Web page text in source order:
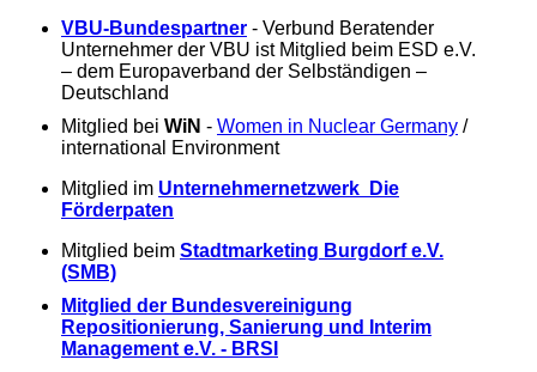
VBU-Bundespartner - Verbund Beratender
Unternehmer der VBU ist Mitglied beim ESD e.V.
– dem Europaverband der Selbständigen –
Deutschland
Mitglied bei WiN - Women in Nuclear Germany /
international Environment
Mitglied im Unternehmernetzwerk Die
Förderpaten
Mitglied beim Stadtmarketing Burgdorf e.V.
(SMB)
Mitglied der Bundesvereinigung
Repositionierung, Sanierung und Interim
Management e.V. - BRSI